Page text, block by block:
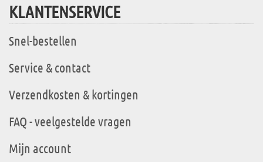
KLANTENSERVICE
Snel-bestellen
Service & contact
Verzendkosten & kortingen
FAQ - veelgestelde vragen
Mijn account